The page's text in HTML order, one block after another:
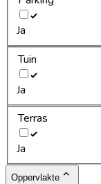
Ja
Tuin
Ja
Terras
Ja
Oppervlakte